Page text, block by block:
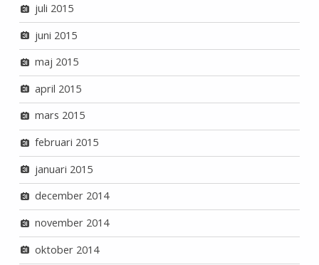
juli 2015
juni 2015
maj 2015
april 2015
mars 2015
februari 2015
januari 2015
december 2014
november 2014
oktober 2014